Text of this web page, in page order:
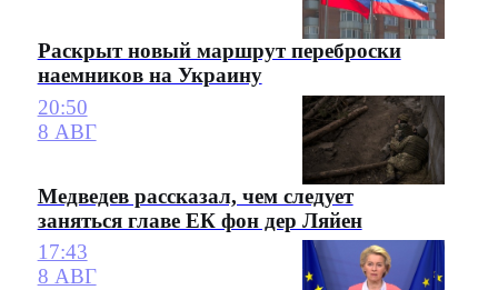
Раскрыт новый маршрут переброски
наемников на Украину
20:50
8 АВГ
Медведев рассказал, чем следует
заняться главе ЕК фон дер Ляйен
17:43
8 АВГ